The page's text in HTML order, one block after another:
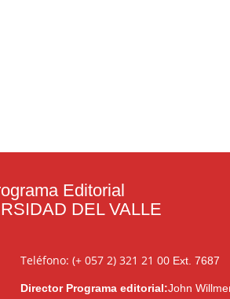
Editorial
DEL VALLE
Teléfono: (+ 057 2) 321 21 00Ext. 7687
Director Programa editorial:John